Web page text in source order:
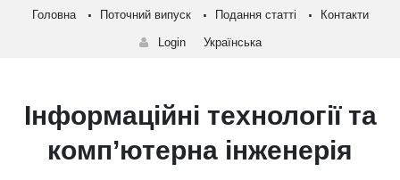
Головна Поточний випуск Подання статті Контакти
Login Українська
Інформаційні технології та
комп’ютерна інженерія